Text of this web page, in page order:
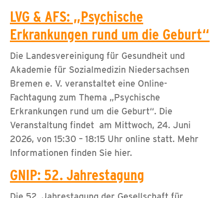
LVG & AFS: „Psychische
Erkrankungen rund um die Geburt“
Die Landesvereinigung für Gesundheit und
Akademie für Sozialmedizin Niedersachsen
Bremen e. V. veranstaltet eine Online-
Fachtagung zum Thema „Psychische
Erkrankungen rund um die Geburt“. Die
Veranstaltung findet am Mittwoch, 24. Juni
2026, von 15:30 – 18:15 Uhr online statt. Mehr
Informationen finden Sie hier.
GNIP: 52. Jahrestagung